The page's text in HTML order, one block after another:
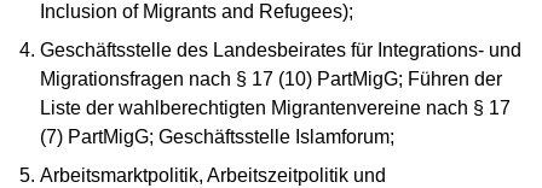
Inclusion of Migrants and Refugees);
Geschäftsstelle des Landesbeirates für Integrations- und
Migrationsfragen nach § 17 (10) PartMigG; Führen der
Liste der wahlberechtigten Migrantenvereine nach § 17
(7) PartMigG; Geschäftsstelle Islamforum;
Arbeitsmarktpolitik, Arbeitszeitpolitik und